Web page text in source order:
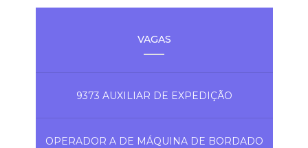
VAGAS
9373 AUXILIAR DE EXPEDIÇÃO
OPERADOR A DE MÁQUINA DE BORDADO